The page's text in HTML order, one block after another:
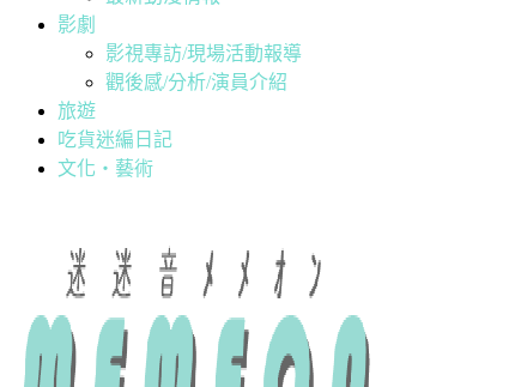
影劇
影視專訪/現場活動報導
觀後感/分析/演員介紹
旅遊
吃貨迷編日記
文化・藝術